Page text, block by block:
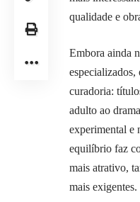
qualidade e
Embora ainda
especializados,
curadoria:
adulto ao
experimental e
equilíbrio faz
mais atrativo,
mais exigentes.